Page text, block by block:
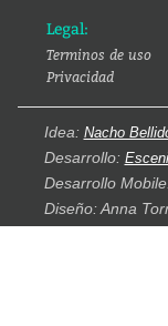
Legal:
Terminos de uso
Privacidad
Idea: Nacho
Desarrollo:
Desarrollo
Diseño: Anna